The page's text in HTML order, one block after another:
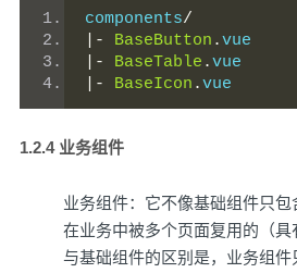
components/
|-
BaseButton .vue
|-
BaseTable .vue
|-
BaseIcon .vue
1.2.4 业务组件
业务组件：它不像基础组件只
在业务中被多个页面复用的（具
与基础组件的区别是，业务组